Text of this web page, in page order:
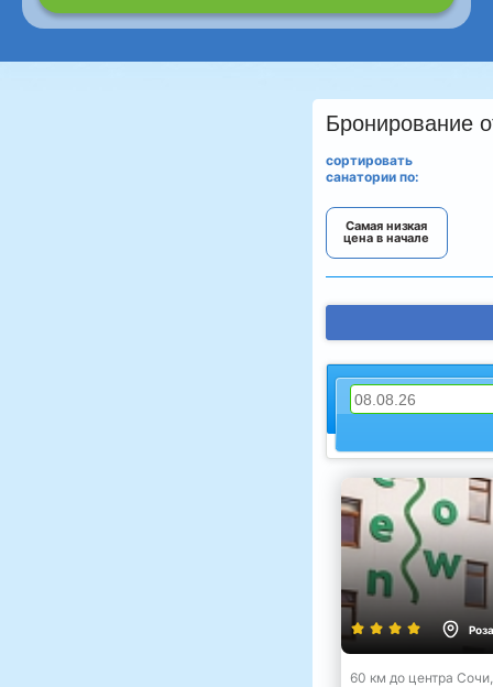
Бронирование
сортировать
санатории по:
Самая низкая
цена в начале
60 км до центра